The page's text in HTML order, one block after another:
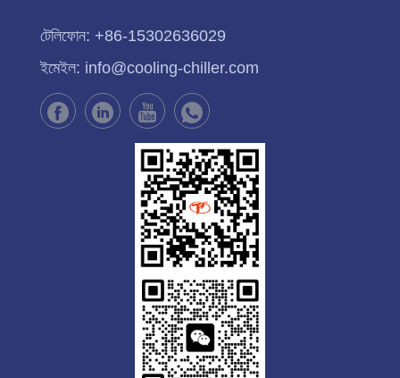
টেলিফোন: +86-15302636029
ইমেইল: info@cooling-chiller.com